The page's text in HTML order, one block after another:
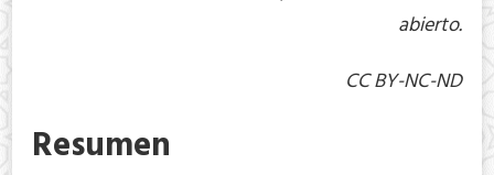
abierto.
CC BY-NC-ND
Resumen